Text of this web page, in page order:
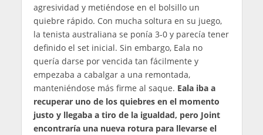
agresividad y metiéndose en el bolsillo un
quiebre rápido. Con mucha soltura en su juego,
la tenista australiana se ponía 3-0 y parecía tener
definido el set inicial. Sin embargo, Eala no
quería darse por vencida tan fácilmente y
empezaba a cabalgar a una remontada,
manteniéndose más firme al saque. Eala iba a
recuperar uno de los quiebres en el momento
justo y llegaba a tiro de la igualdad, pero Joint
encontraría una nueva rotura para llevarse el